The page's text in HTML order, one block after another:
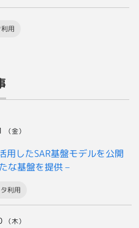
用
（金）
用したSAR基盤モデルを公開
な基盤を提供 –
利用
（木）